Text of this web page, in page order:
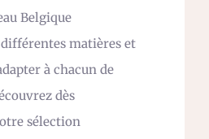
Belgique
matières et
à chacun de
dès
sélection